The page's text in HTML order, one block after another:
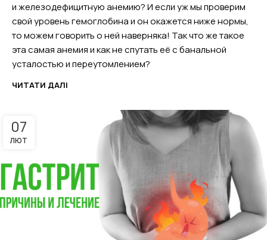
и железодефицитную анемию? И если уж мы проверим
свой уровень гемоглобина и он окажется ниже нормы,
то можем говорить о ней наверняка! Так что же такое
эта самая анемия и как не спутать её с банальной
усталостью и переутомлением?
ЧИТАТИ ДАЛІ
07
ЛЮТ